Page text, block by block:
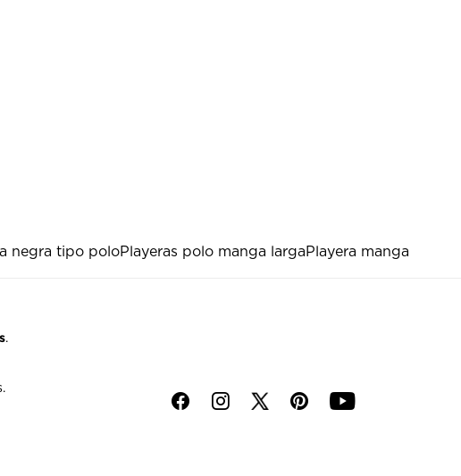
negra tipo poloPlayeras polo manga largaPlayera manga
.
f i p y